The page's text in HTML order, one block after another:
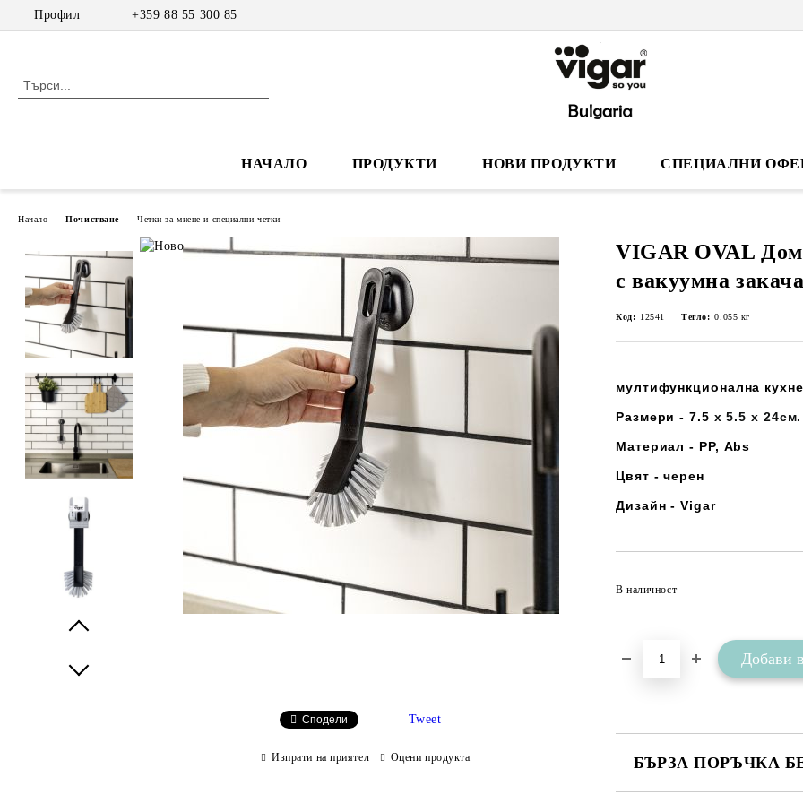
Профил +359 88 55 300 85
НАЧАЛО ПРОДУКТИ НОВИ ПРОДУКТИ СПЕЦИАЛНИ
Начало Почистване Четки за миене и специални четки
VIGAR OVAL
с вакуумна
Код: 12541 Тегло: 0.055 кг
мултифункционална
Размери - 7.5 x 5.5 x 24см.
Материал - РР, Abs
Цвят - черен
Дизайн - Vigar
В наличност
БЪРЗА ПОРЪЧКА
Сподели Tweet
Изпрати на приятел Оцени продукта